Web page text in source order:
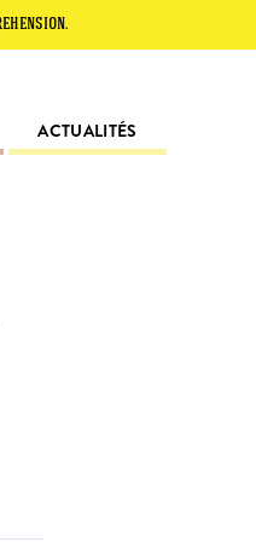
ACTUALITÉS